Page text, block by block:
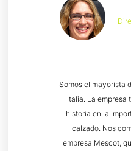
Somos el mayorista
Italia. La empresa
historia en la
calzado. Nos
empresa Mescot,